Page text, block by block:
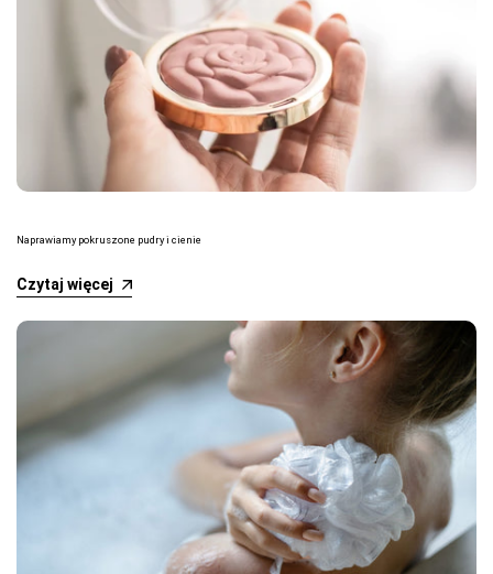
Naprawiamy pokruszone pudry i cienie
Czytaj więcej